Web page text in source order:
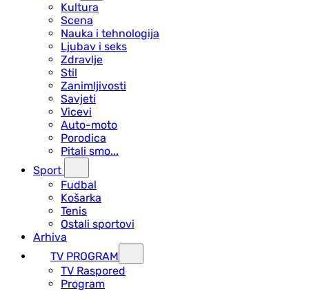
Kultura
Scena
Nauka i tehnologija
Ljubav i seks
Zdravlje
Stil
Zanimljivosti
Savjeti
Vicevi
Auto-moto
Porodica
Pitali smo...
Sport
Fudbal
Košarka
Tenis
Ostali sportovi
Arhiva
TV PROGRAM
ТV Raspored
Program